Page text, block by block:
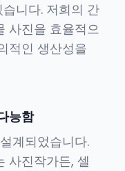
니다. 저희의 간
사진을 효율적으
적인 생산성을
능함
계되었습니다.
사진작가든, 셀